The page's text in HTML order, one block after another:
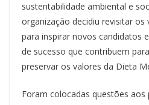
sustentabilidade ambiental e
organização decidiu revisitar os
para inspirar novos candidatos
de sucesso que contribuem
preservar os valores da Dieta
Foram colocadas questões